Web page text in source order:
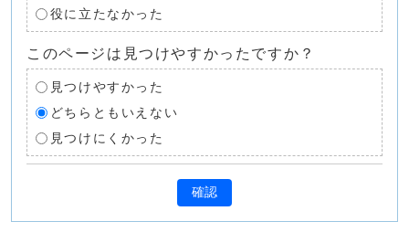
役に立たなかった
このページは見つけやすかったですか？
見つけやすかった
どちらともいえない
見つけにくかった
確認